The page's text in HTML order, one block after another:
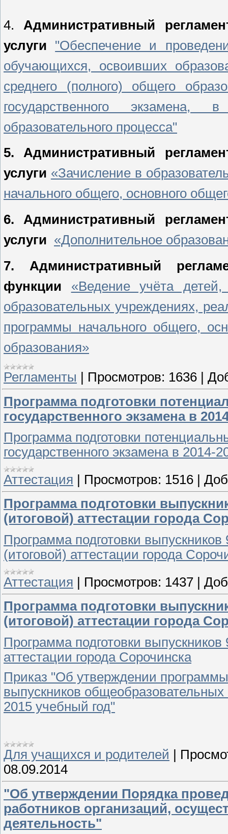
4. Административный
услуги "Обеспечение и
обучающихся, освоивших
среднего (полного) общего
государственного экзамена,
образовательного процесса"
5.
Административный
услуги «Зачисление в
начального общего, основного
6. Административный
услуги «Дополнительное
7.
Административный
функции «Ведение учёта
образовательных учреждениях,
программы начального общего,
образования»
Регламенты Просмотров: 1636
Программа подготовки
государственного экзамена в
Программа подготовки
государственного экзамена в 2014-
Аттестация
Просмотров: 1516
Программа подготовки
(итоговой) аттестации города
Программа подготовки выпускников
(итоговой) аттестации города
Аттестация | Просмотров: 1437 |
Программа подготовки
(итоговой) аттестации города
Программа подготовки выпускников
аттестации города Сорочинска
Приказ "Об утверждении программы
выпускников
2015 учебный год"
Для учащихся и родителей |
08.09.2014
"Об утверждении Порядка
работников организаций,
деятельность"